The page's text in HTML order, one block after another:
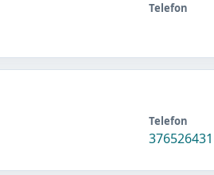
Telefon
Telefon
376526431